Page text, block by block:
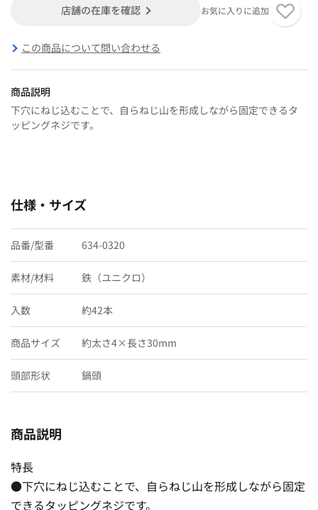
店舗の在庫を確認 お気に入りに追加
この商品について問い合わせる
商品説明
下穴にねじ込むことで、自らねじ山を形成しながら固定できるタ
ッピングネジです。
仕様・サイズ
品番/型番 634-0320
素材/材料 鉄（ユニクロ）
入数 約42本
商品サイズ 約太さ4×長さ30mm
頭部形状 鍋頭
商品説明
特長
●下穴にねじ込むことで、自らねじ山を形成しながら固定
できるタッピングネジです。